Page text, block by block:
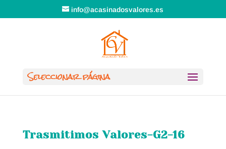
info@acasinadosvalores.es
Seleccionar página
Trasmitimos Valores-G2-16